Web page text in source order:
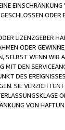
ODER
LIZENZGEBER
ODER
WENN WIR
DEN
DES
SIE
VON